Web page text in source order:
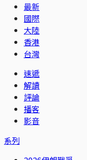
最新
國際
大陸
香港
台灣
速遞
解讀
評論
播客
影音
系列